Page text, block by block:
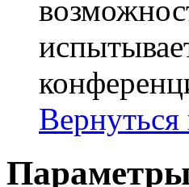
Вернуться
Параметры